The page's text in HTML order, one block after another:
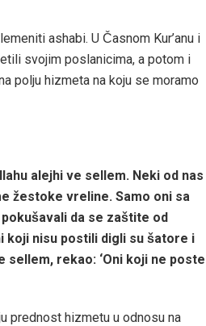
ashabi. U Časnom Kur’anu i
svojim poslanicima, a potom i
polju hizmeta na koju se moramo
alejhi ve sellem. Neki od nas
žestoke vreline. Samo oni sa
da se zaštite od
koji nisu postili digli su šatore i
sellem, rekao: ‘Oni koji ne poste
prednost hizmetu u odnosu na